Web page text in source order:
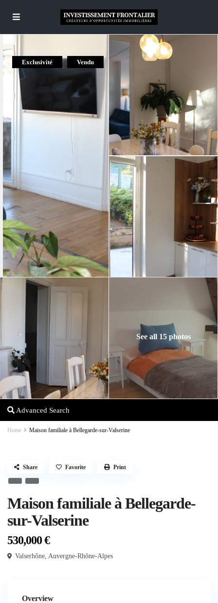
Exclusivité Vendu
See all 15 photos
Advanced Search
Home Maison familiale à Bellegarde-sur-Valserine
Maison familiale à Bellegarde-
sur-Valserine
530,000 €
Valserhône, Auvergne-Rhône-Alpes
Share Favorite Print
Overview